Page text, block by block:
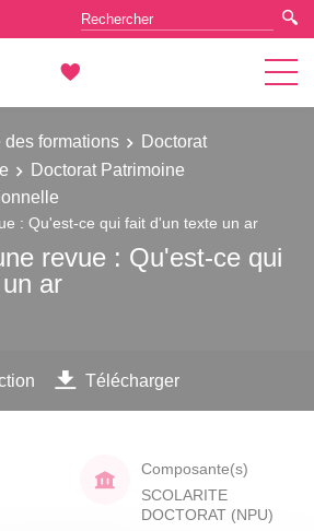
des formations
Doctorat
Doctorat Patrimoine
: Qu'est-ce qui fait d'un texte un ar
revue : Qu'est-ce qui
ar
Télécharger
Composante(s)
SCOLARITE
DOCTORAT (NPU)